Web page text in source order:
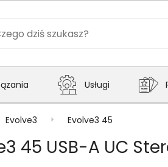
Usługi
Evolve3 Evolve3 45
45 USB-A UC